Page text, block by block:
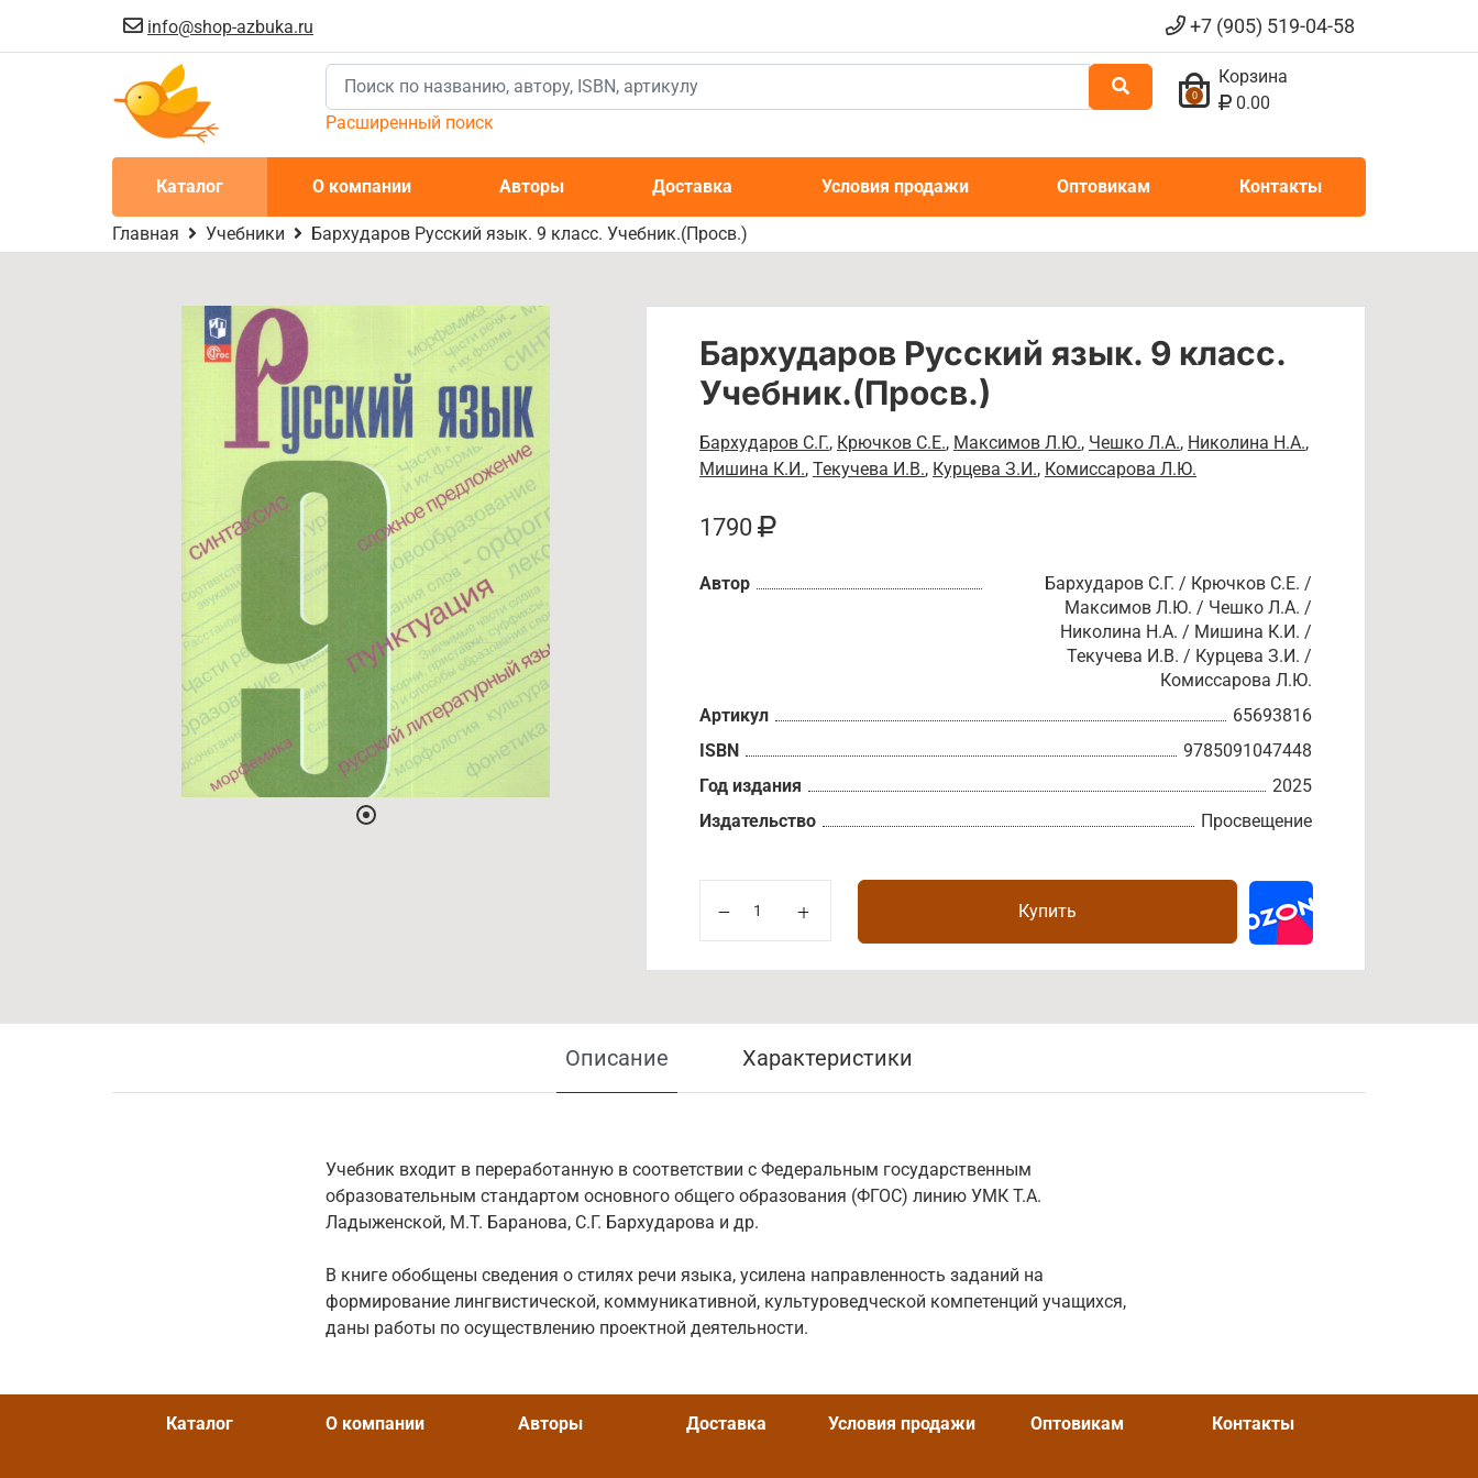
info@shop-azbuka.ru +7 (905) 519-04-58
Расширенный поиск
0
Корзина
0.00
Каталог О компании Авторы Доставка Условия продажи Оптовикам Контакты
Главная Учебники Бархударов Русский язык. 9 класс. Учебник.(Просв.)
Бархударов Русский язык. 9 класс.
Учебник.(Просв.)
Бархударов С.Г., Крючков С.Е., Максимов Л.Ю., Чешко Л.А., Николина Н.А.,
Мишина К.И., Текучева И.В., Курцева З.И., Комиссарова Л.Ю.
1790
Автор
Бархударов С.Г. / Крючков С.Е. /
Максимов Л.Ю. / Чешко Л.А. /
Николина Н.А. / Мишина К.И. /
Текучева И.В. / Курцева З.И. /
Комиссарова Л.Ю.
Артикул
65693816
ISBN
9785091047448
Год издания
2025
Издательство
Просвещение
Купить
Описание Характеристики
Учебник входит в переработанную в соответствии с Федеральным государственным
образовательным стандартом основного общего образования (ФГОС) линию УМК Т.А.
Ладыженской, М.Т. Баранова, С.Г. Бархударова и др.
В книге обобщены сведения о стилях речи языка, усилена направленность заданий на
формирование лингвистической, коммуникативной, культуроведческой компетенций учащихся,
даны работы по осуществлению проектной деятельности.
Каталог О компании Авторы Доставка Условия продажи Оптовикам Контакты